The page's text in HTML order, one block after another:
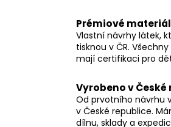
Prémiové
Vlastní návrhy látek,
tisknou v ČR.
mají certifikaci pro
Vyrobeno v
Od prvotního návrhu
v České republice.
dílnu, sklady a